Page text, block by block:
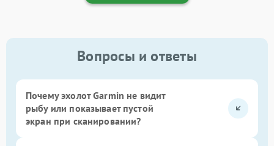
Вопросы и ответы
Почему эхолот Garmin не видит
рыбу или показывает пустой
экран при сканировании?